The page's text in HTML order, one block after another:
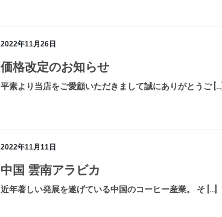
2022年11月26日
価格改定のお知らせ
平素より当店をご愛顧いただきまして誠にありがとうご […]
2022年11月11日
中国 雲南アラビカ
近年著しい発展を遂げている中国のコーヒー産業。 そ […]